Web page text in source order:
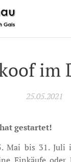
im
25.05.2021
gestartet!
Mai bis 31. Juli